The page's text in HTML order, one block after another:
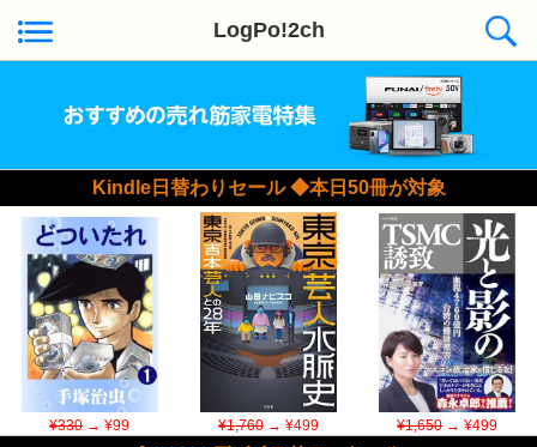
LogPo!2ch
Kindle日替わりセール ◆本日50冊が対象
¥330→ ¥99 ¥1,760→ ¥499 ¥1,650→ ¥499